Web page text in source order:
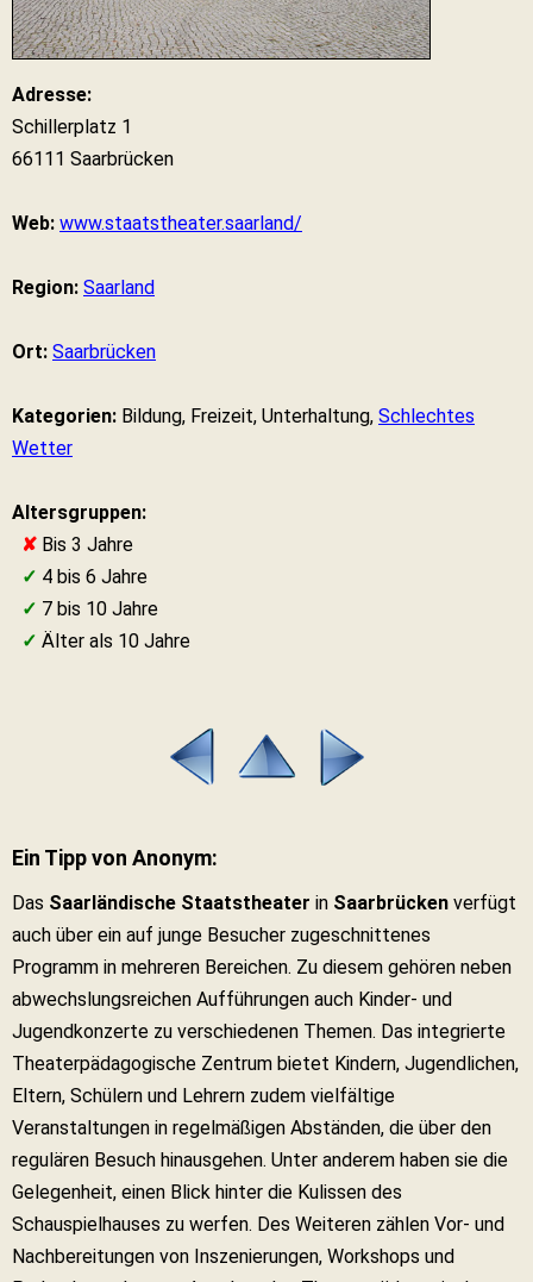
Adresse:
Schillerplatz 1
66111 Saarbrücken
Web: www.staatstheater.saarland/
Region: Saarland
Ort: Saarbrücken
Kategorien: Bildung, Freizeit, Unterhaltung, Schlechtes
Wetter
Altersgruppen:
✘ Bis 3 Jahre
✓ 4 bis 6 Jahre
✓ 7 bis 10 Jahre
✓ Älter als 10 Jahre
Ein Tipp von Anonym:
Das Saarländische Staatstheater in Saarbrücken verfügt
auch über ein auf junge Besucher zugeschnittenes
Programm in mehreren Bereichen. Zu diesem gehören neben
abwechslungsreichen Aufführungen auch Kinder- und
Jugendkonzerte zu verschiedenen Themen. Das integrierte
Theaterpädagogische Zentrum bietet Kindern, Jugendlichen,
Eltern, Schülern und Lehrern zudem vielfältige
Veranstaltungen in regelmäßigen Abständen, die über den
regulären Besuch hinausgehen. Unter anderem haben sie die
Gelegenheit, einen Blick hinter die Kulissen des
Schauspielhauses zu werfen. Des Weiteren zählen Vor- und
Nachbereitungen von Inszenierungen, Workshops und